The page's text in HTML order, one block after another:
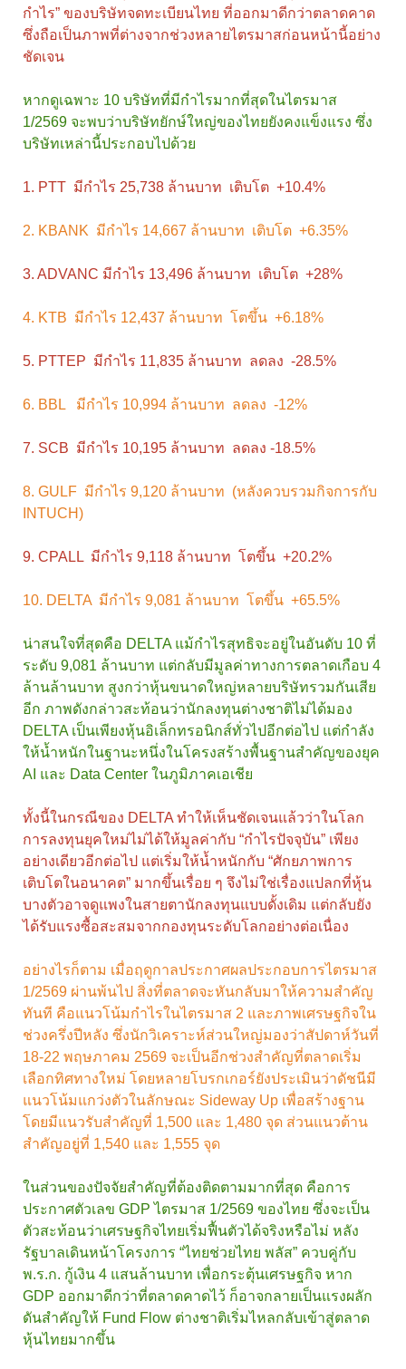
กำไร” ของบริษัทจดทะเบียนไทย ที่ออกมาดีกว่าตลาดคาด
ซึ่งถือเป็นภาพที่ต่างจากช่วงหลายไตรมาสก่อนหน้านี้อย่าง
ชัดเจน
หากดูเฉพาะ 10 บริษัทที่มีกำไรมากที่สุดในไตรมาส
1/2569 จะพบว่าบริษัทยักษ์ใหญ่ของไทยยังคงแข็งแรง ซึ่ง
บริษัทเหล่านี้ประกอบไปด้วย
1. PTT มีกำไร 25,738 ล้านบาท เติบโต +10.4%
2. KBANK มีกำไร 14,667 ล้านบาท เติบโต +6.35%
3. ADVANC มีกำไร 13,496 ล้านบาท เติบโต +28%
4. KTB มีกำไร 12,437 ล้านบาท โตขึ้น +6.18%
5. PTTEP มีกำไร 11,835 ล้านบาท ลดลง -28.5%
6. BBL มีกำไร 10,994 ล้านบาท ลดลง -12%
7. SCB มีกำไร 10,195 ล้านบาท ลดลง -18.5%
8. GULF มีกำไร 9,120 ล้านบาท (หลังควบรวมกิจการกับ
INTUCH)
9. CPALL มีกำไร 9,118 ล้านบาท โตขึ้น +20.2%
10. DELTA มีกำไร 9,081 ล้านบาท โตขึ้น +65.5%
น่าสนใจที่สุดคือ DELTA แม้กำไรสุทธิจะอยู่ในอันดับ 10 ที่
ระดับ 9,081 ล้านบาท แต่กลับมีมูลค่าทางการตลาดเกือบ 4
ล้านล้านบาท สูงกว่าหุ้นขนาดใหญ่หลายบริษัทรวมกันเสีย
อีก ภาพดังกล่าวสะท้อนว่านักลงทุนต่างชาติไม่ได้มอง
DELTA เป็นเพียงหุ้นอิเล็กทรอนิกส์ทั่วไปอีกต่อไป แต่กำลัง
ให้น้ำหนักในฐานะหนึ่งในโครงสร้างพื้นฐานสำคัญของยุค
AI และ Data Center ในภูมิภาคเอเชีย
ทั้งนี้ในกรณีของ DELTA ทำให้เห็นชัดเจนแล้วว่าในโลก
การลงทุนยุคใหม่ไม่ได้ให้มูลค่ากับ “กำไรปัจจุบัน” เพียง
อย่างเดียวอีกต่อไป แต่เริ่มให้น้ำหนักกับ “ศักยภาพการ
เติบโตในอนาคต” มากขึ้นเรื่อย ๆ จึงไม่ใช่เรื่องแปลกที่หุ้น
บางตัวอาจดูแพงในสายตานักลงทุนแบบดั้งเดิม แต่กลับยัง
ได้รับแรงซื้อสะสมจากกองทุนระดับโลกอย่างต่อเนื่อง
อย่างไรก็ตาม เมื่อฤดูกาลประกาศผลประกอบการไตรมาส
1/2569 ผ่านพ้นไป สิ่งที่ตลาดจะหันกลับมาให้ความสำคัญ
ทันที คือแนวโน้มกำไรในไตรมาส 2 และภาพเศรษฐกิจใน
ช่วงครึ่งปีหลัง ซึ่งนักวิเคราะห์ส่วนใหญ่มองว่าสัปดาห์วันที่
18-22 พฤษภาคม 2569 จะเป็นอีกช่วงสำคัญที่ตลาดเริ่ม
เลือกทิศทางใหม่ โดยหลายโบรกเกอร์ยังประเมินว่าดัชนีมี
แนวโน้มแกว่งตัวในลักษณะ Sideway Up เพื่อสร้างฐาน
โดยมีแนวรับสำคัญที่ 1,500 และ 1,480 จุด ส่วนแนวต้าน
สำคัญอยู่ที่ 1,540 และ 1,555 จุด
ในส่วนของปัจจัยสำคัญที่ต้องติดตามมากที่สุด คือการ
ประกาศตัวเลข GDP ไตรมาส 1/2569 ของไทย ซึ่งจะเป็น
ตัวสะท้อนว่าเศรษฐกิจไทยเริ่มฟื้นตัวได้จริงหรือไม่ หลัง
รัฐบาลเดินหน้าโครงการ “ไทยช่วยไทย พลัส” ควบคู่กับ
พ.ร.ก. กู้เงิน 4 แสนล้านบาท เพื่อกระตุ้นเศรษฐกิจ หาก
GDP ออกมาดีกว่าที่ตลาดคาดไว้ ก็อาจกลายเป็นแรงผลัก
ดันสำคัญให้ Fund Flow ต่างชาติเริ่มไหลกลับเข้าสู่ตลาด
หุ้นไทยมากขึ้น